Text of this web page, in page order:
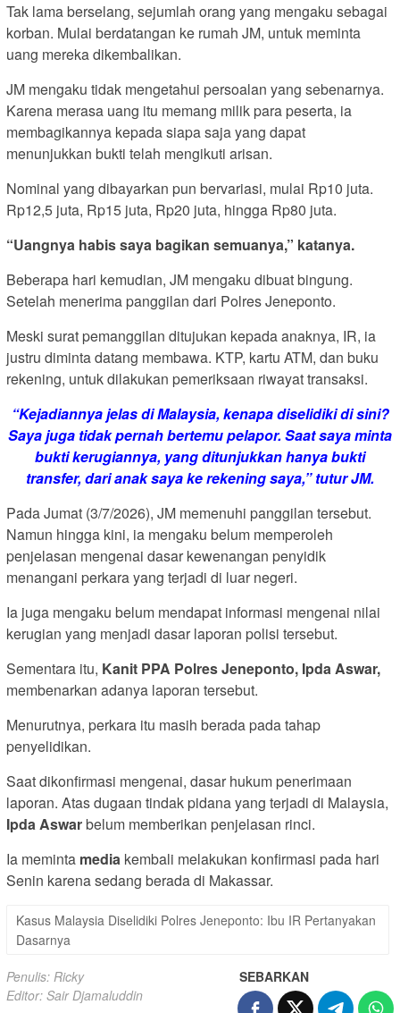
Tak lama berselang, sejumlah orang yang mengaku sebagai
korban. Mulai berdatangan ke rumah JM, untuk meminta
uang mereka dikembalikan.
JM mengaku tidak mengetahui persoalan yang sebenarnya.
Karena merasa uang itu memang milik para peserta, ia
membagikannya kepada siapa saja yang dapat
menunjukkan bukti telah mengikuti arisan.
Nominal yang dibayarkan pun bervariasi, mulai Rp10 juta.
Rp12,5 juta, Rp15 juta, Rp20 juta, hingga Rp80 juta.
“Uangnya habis saya bagikan semuanya,” katanya.
Beberapa hari kemudian, JM mengaku dibuat bingung.
Setelah menerima panggilan dari Polres Jeneponto.
Meski surat pemanggilan ditujukan kepada anaknya, IR, ia
justru diminta datang membawa. KTP, kartu ATM, dan buku
rekening, untuk dilakukan pemeriksaan riwayat transaksi.
“Kejadiannya jelas di Malaysia, kenapa diselidiki di sini?
Saya juga tidak pernah bertemu pelapor. Saat saya minta
bukti kerugiannya, yang ditunjukkan hanya bukti
transfer, dari anak saya ke rekening saya,” tutur JM.
Pada Jumat (3/7/2026), JM memenuhi panggilan tersebut.
Namun hingga kini, ia mengaku belum memperoleh
penjelasan mengenai dasar kewenangan penyidik
menangani perkara yang terjadi di luar negeri.
Ia juga mengaku belum mendapat informasi mengenai nilai
kerugian yang menjadi dasar laporan polisi tersebut.
Sementara itu, Kanit PPA Polres Jeneponto, Ipda Aswar,
membenarkan adanya laporan tersebut.
Menurutnya, perkara itu masih berada pada tahap
penyelidikan.
Saat dikonfirmasi mengenai, dasar hukum penerimaan
laporan. Atas dugaan tindak pidana yang terjadi di Malaysia,
Ipda Aswarbelum memberikan penjelasan rinci.
Ia meminta media kembali melakukan konfirmasi pada hari
Senin karena sedang berada di Makassar.
Kasus Malaysia Diselidiki Polres Jeneponto: Ibu IR Pertanyakan
Dasarnya
Penulis: Ricky
Editor: Sair Djamaluddin
SEBARKAN